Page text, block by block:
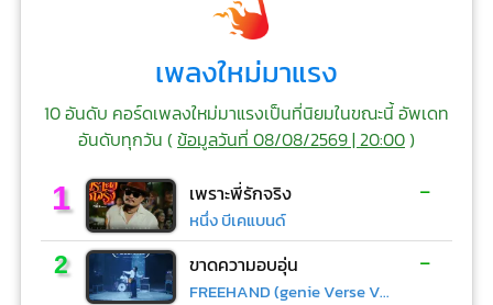
เพลงใหม่มาแรง
10 อันดับ คอร์ดเพลงใหม่มาแรงเป็นที่นิยมในขณะนี้ อัพเดท
อันดับทุกวัน (ข้อมูลวันที่ 08/08/2569 | 20:00)
1 เพราะพี่รักจริง
หนึ่ง บีเคแบนด์
-
2 ขาดความอบอุ่น
FREEHAND (genie Verse Vol.1)
-